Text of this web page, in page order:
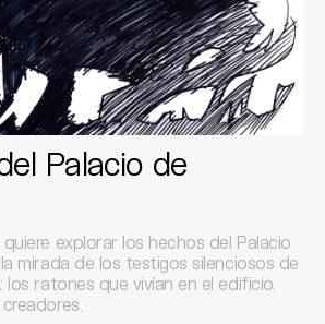
Palacio de
explorar los hechos del Palacio
mirada de los testigos silenciosos de
los ratones que vivían en el edificio.